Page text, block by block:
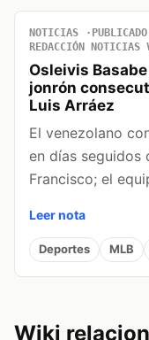
NOTICIAS
REDACCIÓN NOTICIAS
Osleivis
jonrón
Luis Arráez
El venezolano
en días seguidos
Francisco; el
Leer nota
Deportes MLB
Wiki